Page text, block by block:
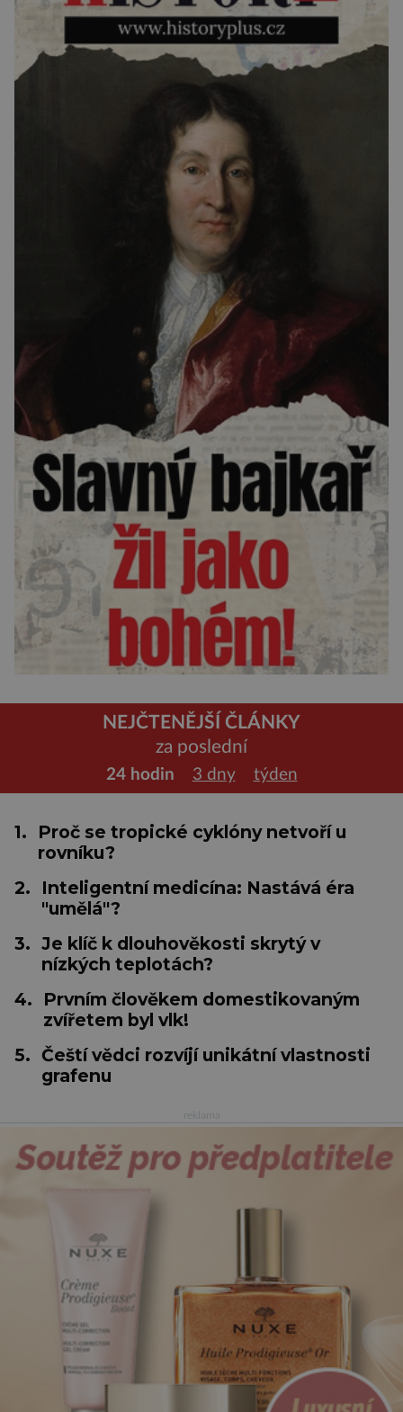
NEJČTENĚJŠÍ ČLÁNKY
za poslední
24 hodin 3 dny týden
1.
Proč se tropické cyklóny netvoří u
rovníku?
2.
Inteligentní medicína: Nastává éra
"umělá"?
3. Je klíč k dlouhověkosti skrytý v
nízkých teplotách?
4.
Prvním člověkem domestikovaným
zvířetem byl vlk!
5. Čeští vědci rozvíjí unikátní vlastnosti
grafenu